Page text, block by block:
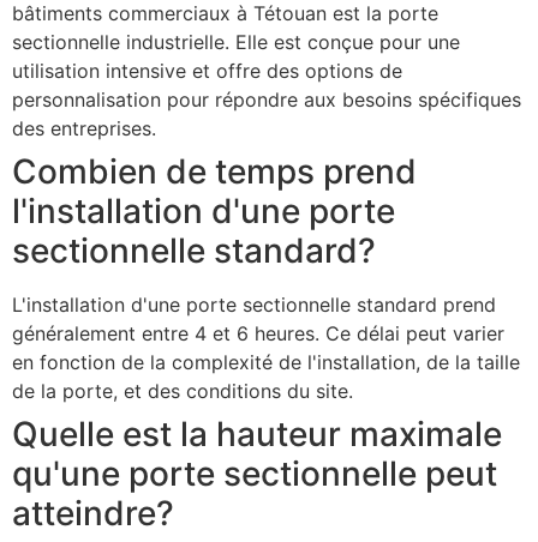
bâtiments commerciaux à Tétouan est la porte
sectionnelle industrielle. Elle est conçue pour une
utilisation intensive et offre des options de
personnalisation pour répondre aux besoins spécifiques
des entreprises.
Combien de temps prend
l'installation d'une porte
sectionnelle standard?
L'installation d'une porte sectionnelle standard prend
généralement entre 4 et 6 heures. Ce délai peut varier
en fonction de la complexité de l'installation, de la taille
de la porte, et des conditions du site.
Quelle est la hauteur maximale
qu'une porte sectionnelle peut
atteindre?